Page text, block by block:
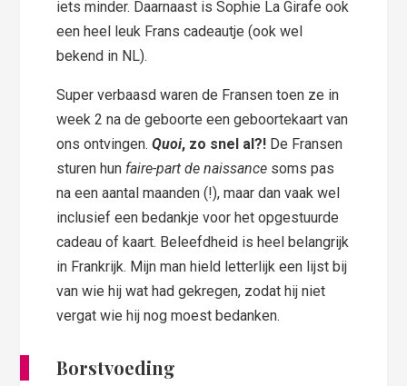
iets minder. Daarnaast is Sophie La Girafe ook
een heel leuk Frans cadeautje (ook wel
bekend in NL).
Super verbaasd waren de Fransen toen ze in
week 2 na de geboorte een geboortekaart van
ons ontvingen.Quoi, zo snel al?! De Fransen
sturen hun faire-part de naissance soms pas
na een aantal maanden (!), maar dan vaak wel
inclusief een bedankje voor het opgestuurde
cadeau of kaart. Beleefdheid is heel belangrijk
in Frankrijk. Mijn man hield letterlijk een lijst bij
van wie hij wat had gekregen, zodat hij niet
vergat wie hij nog moest bedanken.
Borstvoeding